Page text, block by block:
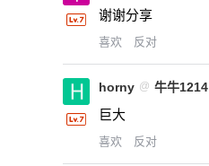
谢谢分享
喜欢 反对
horny @ 牛牛1214
巨大
喜欢 反对